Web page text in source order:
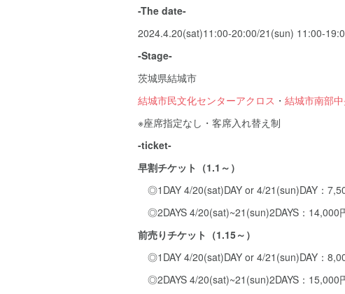
-The date-
2024.4.20(sat)11:00-20:00/21(sun) 11:00-
‐Stage‐
茨城県結城市
結城市民文化センターアクロス ・ 結城市南部
※座席指定なし・客席入れ替え制
-ticket-
早割チケット（1.1～）
◎1DAY 4/20(sat)DAY or 4/21(sun)DAY：
◎2DAYS 4/20(sat)~21(sun)2DAYS：14,000
前売りチケット（1.15～）
◎1DAY 4/20(sat)DAY or 4/21(sun)DAY：
◎2DAYS 4/20(sat)~21(sun)2DAYS：15,000